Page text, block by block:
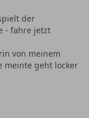
der
- fahre jetzt
von meinem
meinte geht locker